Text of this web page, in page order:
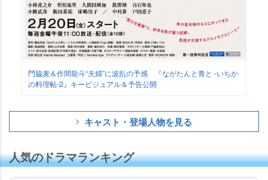
門脇麦＆作間龍斗“夫婦”に波乱の予感 『ながたんと青と -いちか
の料理帖-2』キービジュアル＆予告公開
キャスト・登場人物を見る
人気のドラマランキング